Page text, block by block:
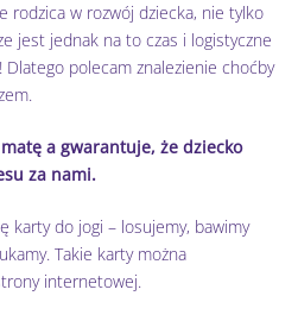
rodzica w rozwój dziecka, nie tylko
jest jednak na to czas i logistyczne
Dlatego polecam znalezienie choćby
a gwarantuje, że dziecko
za nami.
karty do jogi – losujemy, bawimy
Takie karty można
internetowej.